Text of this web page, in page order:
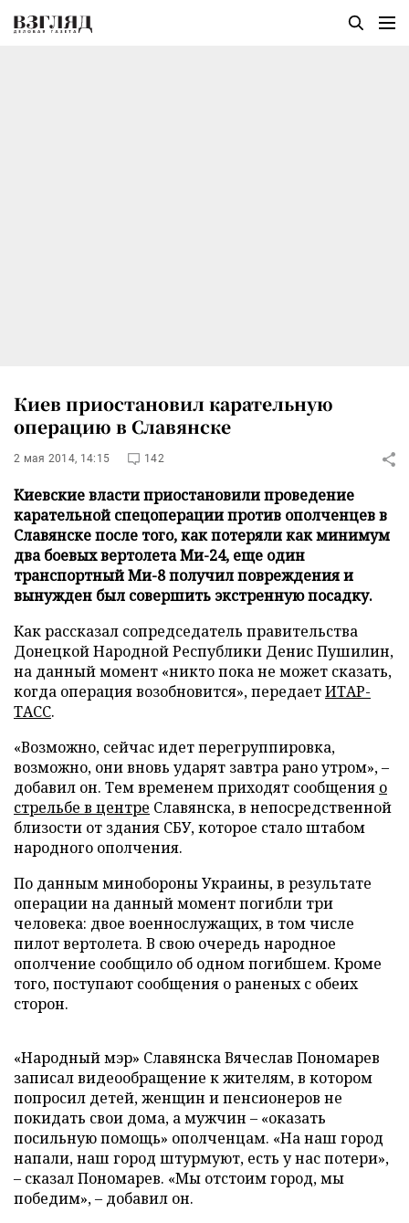
Киев приостановил карательную
операцию в Славянске
2 мая 2014, 14:15 142
Киевские власти приостановили проведение
карательной спецоперации против ополченцев в
Славянске после того, как потеряли как минимум
два боевых вертолета Ми-24, еще один
транспортный Ми-8 получил повреждения и
вынужден был совершить экстренную посадку.
Как рассказал сопредседатель правительства
Донецкой Народной Республики Денис Пушилин,
на данный момент «никто пока не может сказать,
когда операция возобновится», передаетИТАР-
ТАСС.
«Возможно, сейчас идет перегруппировка,
возможно, они вновь ударят завтра рано утром»,–
добавил он. Тем временем приходят сообщения о
стрельбе в центре Славянска, в непосредственной
близости от здания СБУ, которое стало штабом
народного ополчения.
По данным минобороны Украины, в результате
операции на данный момент погибли три
человека: двое военнослужащих, в том числе
пилот вертолета. В свою очередь народное
ополчение сообщило об одном погибшем. Кроме
того, поступают сообщения о раненых с обеих
сторон.
«Народный мэр» Славянска Вячеслав Пономарев
записал видеообращение к жителям, в котором
попросил детей, женщин и пенсионеров не
покидать свои дома, а мужчин – «оказать
посильную помощь» ополченцам. «На наш город
напали, наш город штурмуют, есть у нас потери»,
– сказал Пономарев. «Мы отстоим город, мы
победим»,– добавил он.